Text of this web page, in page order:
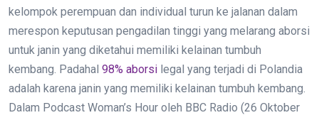
kelompok perempuan dan individual turun ke jalanan dalam
merespon keputusan pengadilan tinggi yang melarang aborsi
untuk janin yang diketahui memiliki kelainan tumbuh
kembang. Padahal 98% aborsi legal yang terjadi di Polandia
adalah karena janin yang memiliki kelainan tumbuh kembang.
Dalam Podcast Woman’s Hour oleh BBC Radio (26 Oktober